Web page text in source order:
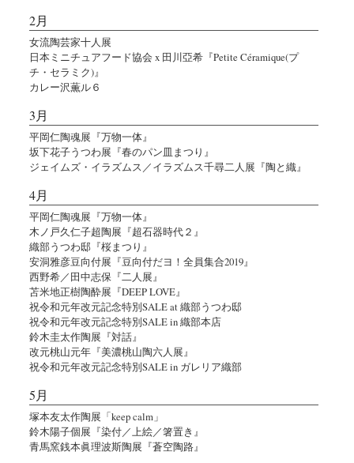
2月
女流陶芸家十人展
日本ミニチュアフード協会 x 田川亞希『Petite Céramique(プ
チ・セラミク)』
カレー沢薫ル６
3月
平岡仁陶魂展『万物一体』
坂下花子うつわ展『春のパン皿まつり』
ジェイムズ・イラズムス／イラズムス千尋二人展『陶と織』
4月
平岡仁陶魂展『万物一体』
木ノ戸久仁子超陶展『超石器時代２』
織部うつわ邸『桜まつり』
安洞雅彦豆向付展『豆向付だヨ！全員集合2019』
西野希／田中志保『二人展』
苫米地正樹陶酔展『DEEP LOVE』
祝令和元年改元記念特別SALE at 織部うつわ邸
祝令和元年改元記念特別SALE in 織部本店
鈴木圭太作陶展『対話』
改元桃山元年『美濃桃山陶六人展』
祝令和元年改元記念特別SALE in ガレリア織部
5月
塚本友太作陶展「keep calm」
鈴木陽子個展『染付／上絵／箸置き』
青馬窯銭本眞理波斯陶展『蒼空陶路』